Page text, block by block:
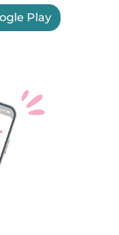
Play